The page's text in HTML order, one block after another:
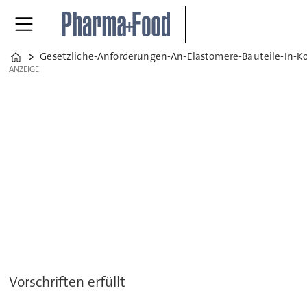
Home
Gesetzliche-Anforderungen-An-Elastomere-Bauteile-In-
ANZEIGE
ANZEIGE
Vorschriften erfüllt